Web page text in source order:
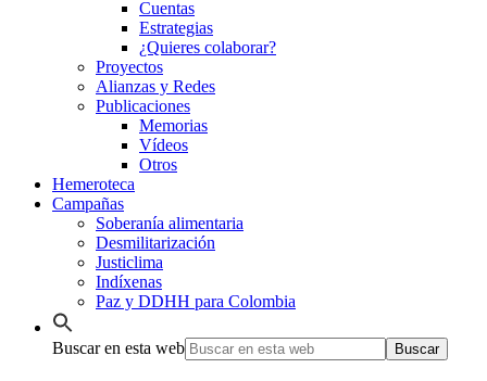
Cuentas
Estrategias
¿Quieres colaborar?
Proyectos
Alianzas y Redes
Publicaciones
Memorias
Vídeos
Otros
Hemeroteca
Campañas
Soberanía alimentaria
Desmilitarización
Justiclima
Indíxenas
Paz y DDHH para Colombia
Buscar en esta web